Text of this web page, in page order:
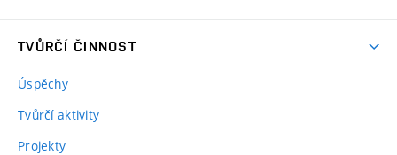
TVŮRČÍ ČINNOST
Úspěchy
Tvůrčí aktivity
Projekty